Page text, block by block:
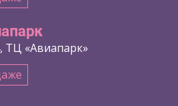
ТЦ «Авиапарк»